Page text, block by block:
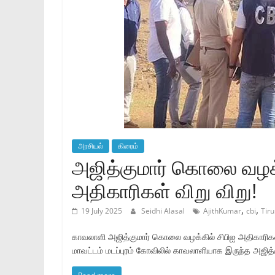
அரசியல் கிரைம்
அஜித்குமார் கொலை
அதிகாரிகள் விறு விறு!
19 July 2025 Seidhi Alasal AjithKumar, cbi,
காவலாளி அஜித்குமார் கொலை வழக்கில் சிபிஐ
மாவட்டம் மடப்புரம் கோவிலில் காவலாளியாக இருந்த